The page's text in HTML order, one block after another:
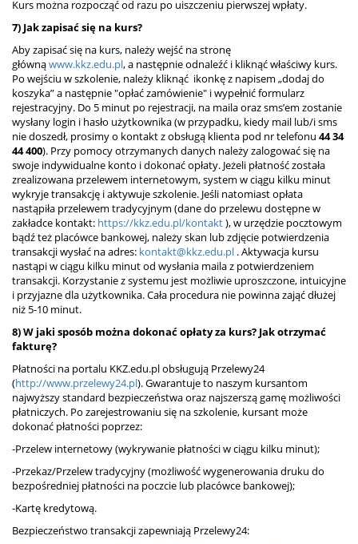
Kurs można rozpocząć od razu po uiszczeniu pierwszej wpłaty.
7) Jak zapisać się na kurs?
Aby zapisać się na kurs, należy wejść na stronę
głównąwww.kkz.edu.pl, a następnie odnaleźć i kliknąć właściwy kurs.
Po wejściu w szkolenie, należy kliknąć ikonkę z napisem „dodaj do
koszyka” a następnie "opłać zamówienie" i wypełnić formularz
rejestracyjny. Do 5 minut po rejestracji, na maila oraz sms’em zostanie
wysłany login i hasło użytkownika (w przypadku, kiedy mail lub/i sms
nie doszedł, prosimy o kontakt z obsługą klienta pod nr telefonu 44 34
44 400). Przy pomocy otrzymanych danych należy zalogować się na
swoje indywidualne konto i dokonać opłaty. Jeżeli płatność została
zrealizowana przelewem internetowym, system w ciągu kilku minut
wykryje transakcję i aktywuje szkolenie. Jeśli natomiast opłata
nastąpiła przelewem tradycyjnym (dane do przelewu dostępne w
zakładce kontakt: https://kkz.edu.pl/kontakt), w urzędzie pocztowym
bądź też placówce bankowej, należy skan lub zdjęcie potwierdzenia
transakcji wysłać na adres: kontakt@kkz.edu.pl . Aktywacja kursu
nastąpi w ciągu kilku minut od wysłania maila z potwierdzeniem
transakcji. Korzystanie z systemu jest możliwie uproszczone, intuicyjne
i przyjazne dla użytkownika. Cała procedura nie powinna zająć dłużej
niż 5-10 minut.
8) W jaki sposób można dokonać opłaty za kurs? Jak otrzymać
fakturę?
Płatności na portalu KKZ.edu.pl obsługują Przelewy24
(http://www.przelewy24.pl). Gwarantuje to naszym kursantom
najwyższy standard bezpieczeństwa oraz najszerszą gamę możliwości
płatniczych. Po zarejestrowaniu się na szkolenie, kursant może
dokonać płatności poprzez:
-Przelew internetowy (wykrywanie płatności w ciągu kilku minut);
-Przekaz/Przelew tradycyjny (możliwość wygenerowania druku do
bezpośredniej płatności na poczcie lub placówce bankowej);
-Kartę kredytową.
Bezpieczeństwo transakcji zapewniają Przelewy24: